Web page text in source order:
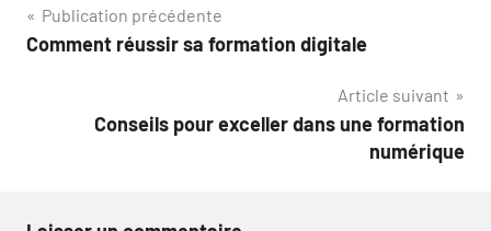
Navigation
de
Publication précédente
Comment réussir sa formation digitale
Article suivant
Conseils pour exceller dans une formation
numérique